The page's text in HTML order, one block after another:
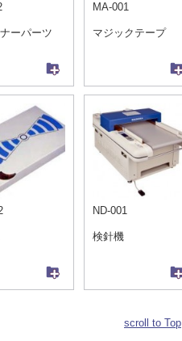
ーパーツ
MA-001
マジックテープ
ND-001
検針機
scroll to Top